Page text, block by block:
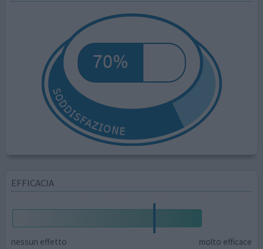
EFFICACIA
nessun effetto molto efficace